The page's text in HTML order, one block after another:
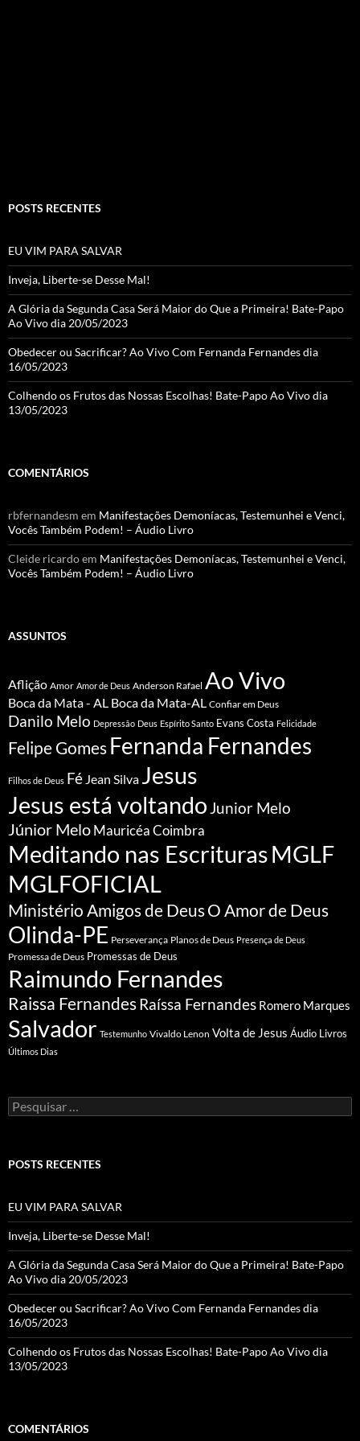
el
POSTS RECENTES
EU VIM PARA SALVAR
Inveja, Liberte-se Desse Mal!
A Glória da Segunda Casa Será Maior do Que a Primeira! Bate-Papo
Ao Vivo dia 20/05/2023
Obedecer ou Sacrificar? Ao Vivo Com Fernanda Fernandes dia
16/05/2023
Colhendo os Frutos das Nossas Escolhas! Bate-Papo Ao Vivo dia
13/05/2023
COMENTÁRIOS
rbfernandesm em Manifestações Demoníacas, Testemunhei e Venci,
Vocês Também Podem! – Áudio Livro
Cleide ricardoem Manifestações Demoníacas, Testemunhei e Venci,
Vocês Também Podem! – Áudio Livro
ASSUNTOS
Aflição Amor Amor de Deus Anderson Rafael Ao Vivo
Boca da Mata - AL Boca da Mata-AL Confiar em Deus
Danilo Melo Depressão Deus Espírito Santo Evans Costa Felicidade
Felipe Gomes Fernanda Fernandes
Filhos de Deus Fé Jean Silva Jesus
Jesus está voltando Junior Melo
Júnior Melo Mauricéa Coimbra
Meditando nas EscriturasMGLF
MGLFOFICIAL
Ministério Amigos de DeusO Amor de Deus
Olinda-PE Perseverança Planos de Deus Presença de Deus
Promessa de Deus Promessas de Deus
Raimundo Fernandes
Raissa FernandesRaíssa Fernandes Romero Marques
Salvador Testemunho Vivaldo Lenon Volta de Jesus Áudio Livros
Últimos Dias
Pesquisar
por:
POSTS RECENTES
EU VIM PARA SALVAR
Inveja, Liberte-se Desse Mal!
A Glória da Segunda Casa Será Maior do Que a Primeira! Bate-Papo
Ao Vivo dia 20/05/2023
Obedecer ou Sacrificar? Ao Vivo Com Fernanda Fernandes dia
16/05/2023
Colhendo os Frutos das Nossas Escolhas! Bate-Papo Ao Vivo dia
13/05/2023
COMENTÁRIOS